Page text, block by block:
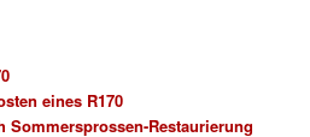
eines R170
Sommersprossen-Restaurierung